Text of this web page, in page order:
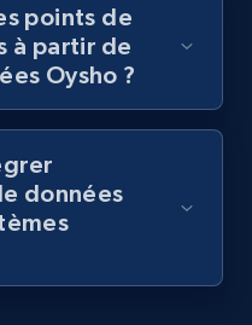
points de
à partir de
Oysho ?
données